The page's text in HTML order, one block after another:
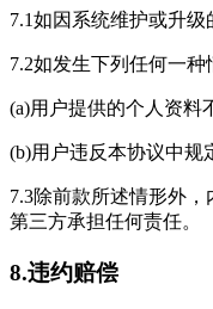
7.1如因系统维护或升
7.2如发生下列任何一
(a)用户提供的个人资料
(b)用户违反本协议中规
7.3除前款所述情形外
第三方承担任何责任。
8.违约赔偿